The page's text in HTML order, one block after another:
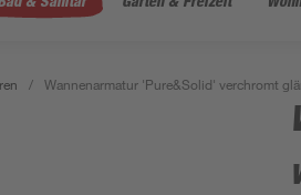
/ Wannenarmatur 'Pure&Solid' verchromt